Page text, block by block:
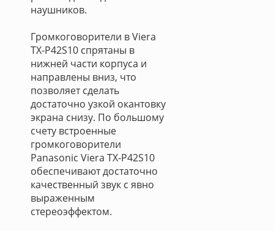
наушников.
Громкоговорители в Viera
TX-P42S10 спрятаны в
нижней части корпуса и
направлены вниз, что
позволяет сделать
достаточно узкой окантовку
экрана снизу. По большому
счету встроенные
громкоговорители
Panasonic Viera TX-P42S10
обеспечивают достаточно
качественный звук с явно
выраженным
стереоэффектом.